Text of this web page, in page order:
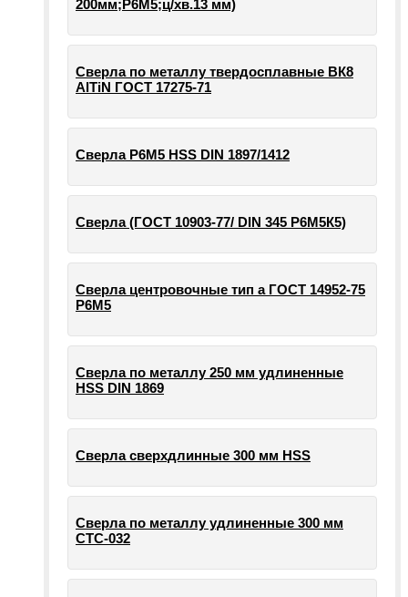
200мм;Р6М5;ц/хв.13 мм)
Сверла по металлу твердосплавные ВК8
AlTiN ГОСТ 17275-71
Сверла Р6М5 HSS DIN 1897/1412
Сверла (ГОСТ 10903-77/ DIN 345 Р6М5К5)
Сверла центровочные тип а ГОСТ 14952-75
Р6М5
Сверла по металлу 250 мм удлиненные
HSS DIN 1869
Сверла сверхдлинные 300 мм HSS
Сверла по металлу удлиненные 300 мм
СТС-032